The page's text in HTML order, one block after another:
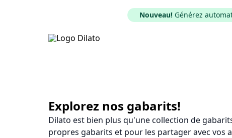
Nouveau! Générez
Explorez nos gabarits!
Dilato est bien plus qu'une collection de
propres gabarits et pour les partager avec vos